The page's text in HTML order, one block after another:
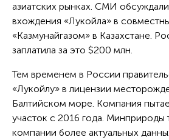
азиатских рынках. СМИ
вхождения «Лукойла» в
«Казмунайгазом» в Казахстане.
заплатила за это $200 млн.
Тем временем в России
«Лукойлу» в лицензии
Балтийском море. Компания
участок с 2016 года. Минприроды
компании более актуальных